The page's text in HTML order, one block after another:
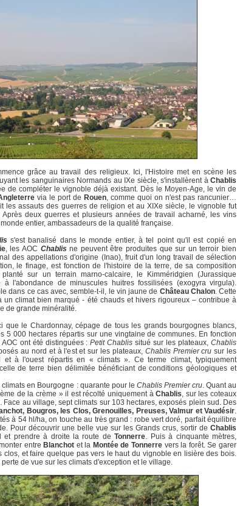
grâce au travail des religieux. Ici, l'Histoire met en scène les
les sanguinaires Normands au IXe siècle, s'installèrent àChablis
de compléter le vignoble déjà existant. Dès le Moyen-Age, le vin de
via le port de Rouen, comme quoi on n'est pas rancunier…
les assauts des guerres de religion et au XIXe siècle, le vignoble fut
deux guerres et plusieurs années de travail acharné, les vins
entier, ambassadeurs de la qualité française.
s'est banalisé dans le monde entier, à tel point qu'il est copié en
, les AOC Chablis ne peuvent être produites que sur un terroir bien
des appellations d'origine (Inao), fruit d'un long travail de sélection
le finage, est fonction de l'histoire de la terre, de sa composition
sur un terrain marno-calcaire, le Kimméridgien (Jurassique
à l'abondance de minuscules huitres fossilisées (exogyra virgula).
dans ce cas avec, semble-t-il, le vin jaune de Château Chalon. Cette
un climat bien marqué - été chauds et hivers rigoureux – contribue à
de grande minéralité.
que le Chardonnay, cépage de tous les grands bourgognes blancs,
5 000 hectares répartis sur une vingtaine de communes. En fonction
ont été distinguées :Petit Chablis situé sur les plateaux,Chablis
au nord et à l'est et sur les plateaux, Chablis Premier cru sur les
et à l'ouest répartis en « climats ». Ce terme climat, typiquement
de terre bien délimitée bénéficiant de conditions géologiques et
en Bourgogne : quarante pour le Chablis Premier cru. Quant au
de la crème » il est récolté uniquement àChablis, sur les coteaux
Face au village, sept climats sur 103 hectares, exposés plein sud. Des
Bougros, les Clos, Grenouilles, Preuses, Valmur et Vaudésir.
à 54 hl/ha, on touche au très grand : robe vert doré, parfait équilibre
Pour découvrir une belle vue sur les Grands crus, sortir de Chablis
et prendre à droite la route deTonnerre. Puis à cinquante mètres,
entre Blanchot et la Montée de Tonnerre vers la forêt. Se garer
clos, et faire quelque pas vers le haut du vignoble en lisière des bois.
de vue sur les climats d'exception et le village.